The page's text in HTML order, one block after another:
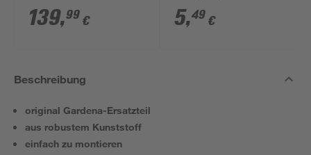
schwarz
139,99 € 5,49 €
Beschreibung
original Gardena-Ersatzteil
aus robustem Kunststoff
einfach zu montieren